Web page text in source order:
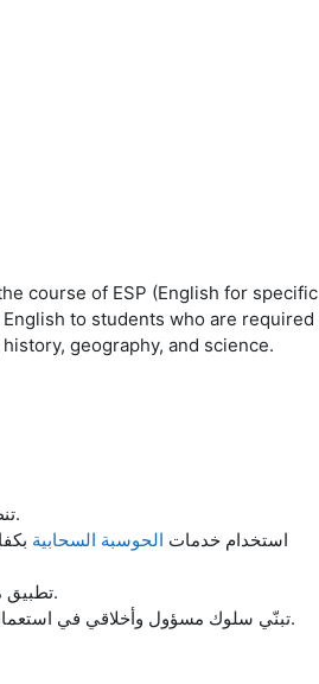
course of ESP (English for specific
to students who are required
geography, and science.
● تنظيم وإدارة المعلومات الرقمية(الملفات، المجلدات البحث...).
● استخدام خدمات الحوسبة السحابية
● تطبيق مبادئ الامن الرقمي في استخدام تكنولوجيا اإلعلوم والاتصال.
● تبنّي سلوك مسؤول وأخلاقي في استعمال الادوات الرقمية، خصو ًصا تلك المتعلقة بالذكاءالاصطناعي.